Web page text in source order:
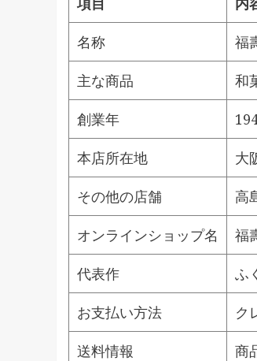
名称 福
主な商品 和
創業年
本店所在地 大
その他の店舗 高
オンラインショップ名 福
代表作 ふ
お支払い方法 ク
送料情報 商